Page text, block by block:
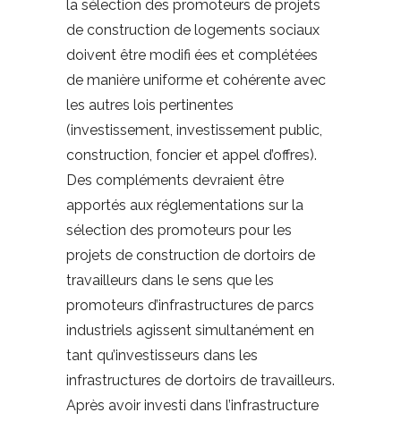
la sélection des promoteurs de projets
de construction de logements sociaux
doivent être modifi ées et complétées
de manière uniforme et cohérente avec
les autres lois pertinentes
(investissement, investissement public,
construction, foncier et appel d’offres).
Des compléments devraient être
apportés aux réglementations sur la
sélection des promoteurs pour les
projets de construction de dortoirs de
travailleurs dans le sens que les
promoteurs d’infrastructures de parcs
industriels agissent simultanément en
tant qu’investisseurs dans les
infrastructures de dortoirs de travailleurs.
Après avoir investi dans l’infrastructure